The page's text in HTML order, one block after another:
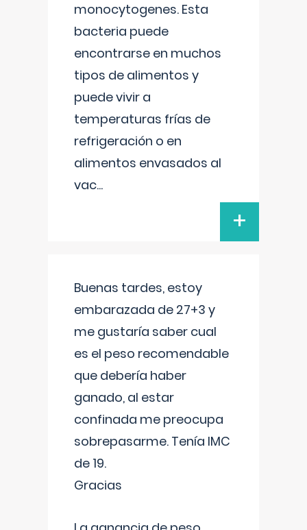
monocytogenes. Esta
bacteria puede
encontrarse en muchos
tipos de alimentos y
puede vivir a
temperaturas frías de
refrigeración o en
alimentos envasados al
vac...
+
Buenas tardes, estoy
embarazada de 27+3 y
me gustaría saber cual
es el peso recomendable
que debería haber
ganado, al estar
confinada me preocupa
sobrepasarme. Tenía IMC
de 19.
Gracias